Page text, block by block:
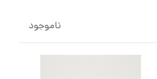
ناموجود